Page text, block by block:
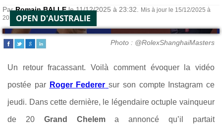
ParRomain BALLEle 11/12/2025 à 23:32.
Mis à jour le 15/12/2025 à
20:24.OPEN D'AUSTRALIE
Photo : @RolexShanghaiMasters
Un retour fracassant. Voilà comment évoquer la vidéo
postée par Roger Federer sur son compte Instagram ce
jeudi. Dans cette dernière, le légendaire octuple vainqueur
de 20 Grand Chelema annoncé qu’il partait